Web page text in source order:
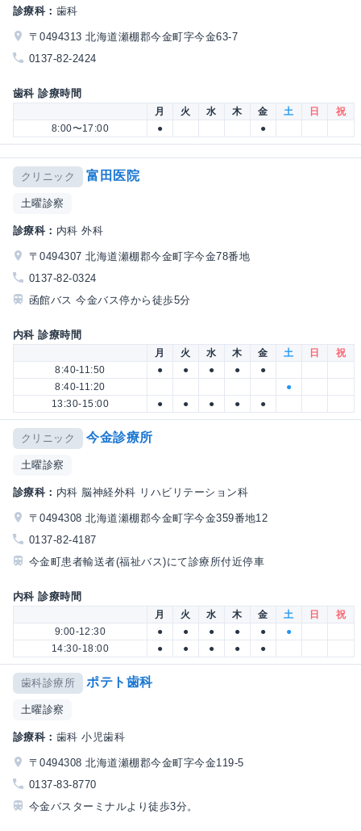
診療科： 歯科
〒0494313 北海道瀬棚郡今金町字今金63-7
0137-82-2424
歯科 診療時間
月 火 水 木 金 土 日
祝
8:00〜17:00
● ●
クリニック 富田医院
土曜診察
診療科： 内科 外科
〒0494307 北海道瀬棚郡今金町字今金78番地
0137-82-0324
函館バス 今金バス停から徒歩5分
内科 診療時間
月 火 水 木 金 土 日
祝
8:40-11:50
● ● ● ●
●
8:40-11:20
●
13:30-15:00
● ● ● ● ●
クリニック 今金診療所
土曜診察
診療科： 内科 脳神経外科 リハビリテーション科
〒0494308 北海道瀬棚郡今金町字今金359番地12
0137-82-4187
今金町患者輸送者(福祉バス)にて診療所付近停車
内科 診療時間
月 火 水 木 金 土 日
祝
9:00-12:30
● ● ● ● ●
●
14:30-18:00
● ● ● ● ●
歯科診療所 ポテト歯科
土曜診察
診療科： 歯科 小児歯科
〒0494308 北海道瀬棚郡今金町字今金119-5
0137-83-8770
今金バスターミナルより徒歩3分。